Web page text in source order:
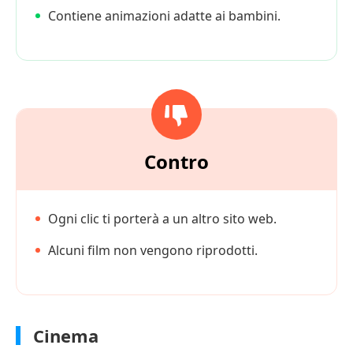
Contiene animazioni adatte ai bambini.
Contro
Ogni clic ti porterà a un altro sito web.
Alcuni film non vengono riprodotti.
Cinema